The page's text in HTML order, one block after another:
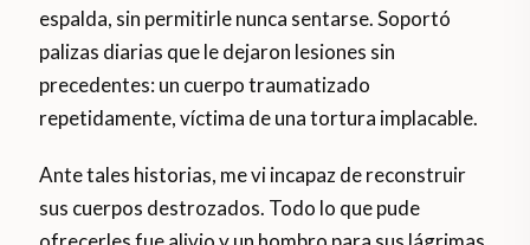
espalda, sin permitirle nunca sentarse. Soportó
palizas diarias que le dejaron lesiones sin
precedentes: un cuerpo traumatizado
repetidamente, víctima de una tortura implacable.
Ante tales historias, me vi incapaz de reconstruir
sus cuerpos destrozados. Todo lo que pude